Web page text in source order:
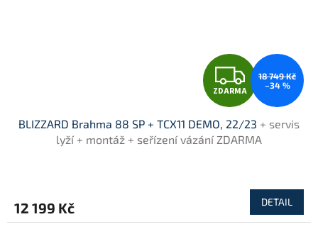
Z
D
A
M
ZDARMA
18 749 Kč
–34 %
BLIZZARD Brahma 88 SP + TCX11 DEMO, 22/23 + servis
lyží + montáž + seřízení vázání ZDARMA
12 199 Kč DETAIL